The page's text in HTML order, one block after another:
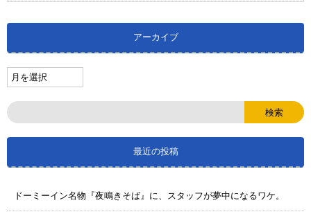
アーカイブ
最近の投稿
ドーミーイン名物『夜鳴きそば』に、スタッフが夢中になるワケ。